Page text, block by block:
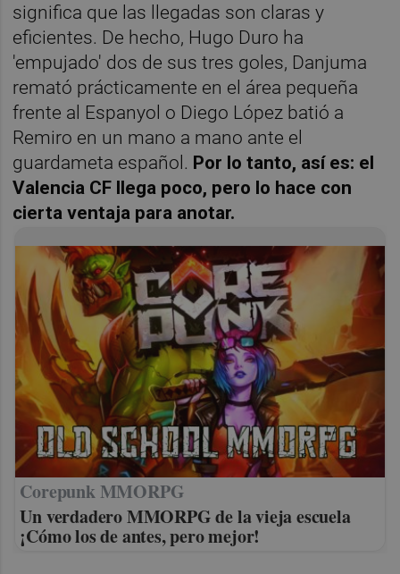
significa que las llegadas son claras y
eficientes. De hecho, Hugo Duro ha
'empujado' dos de sus tres goles, Danjuma
remató prácticamente en el área pequeña
frente al Espanyol o Diego López batió a
Remiro en un mano a mano ante el
guardameta español. Por lo tanto, así es: el
Valencia CF llega poco, pero lo hace con
cierta ventaja para anotar.
Corepunk MMORPG
Un verdadero MMORPG de la vieja escuela
¡Cómo los de antes, pero mejor!